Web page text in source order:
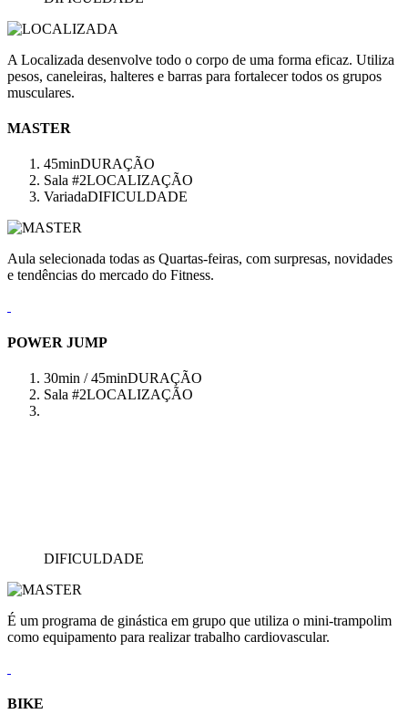
A Localizada desenvolve todo o corpo de uma forma eficaz. Utiliza
pesos, caneleiras, halteres e barras para fortalecer todos os grupos
musculares.
MASTER
45minDURAÇÃO
Sala #2LOCALIZAÇÃO
VariadaDIFICULDADE
Aula selecionada todas as Quartas-feiras, com surpresas, novidades
e tendências do mercado do Fitness.
POWER JUMP
30min / 45minDURAÇÃO
Sala #2LOCALIZAÇÃO
DIFICULDADE
É um programa de ginástica em grupo que utiliza o mini-trampolim
como equipamento para realizar trabalho cardiovascular.
BIKE